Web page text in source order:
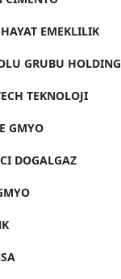
EMEKLILIK
GRUBU HOLDING
TEKNOLOJI
GMYO
DOGALGAZ